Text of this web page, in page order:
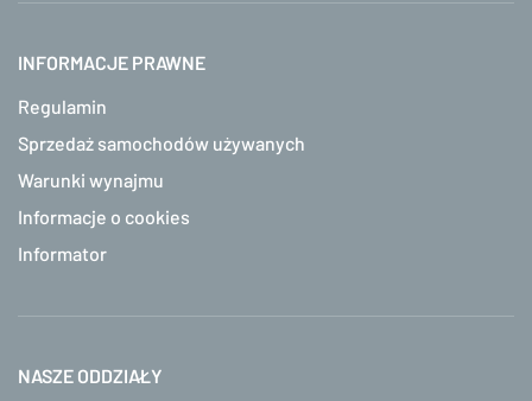
INFORMACJE PRAWNE
Regulamin
Sprzedaż samochodów używanych
Warunki wynajmu
Informacje o cookies
Informator
NASZE ODDZIAŁY